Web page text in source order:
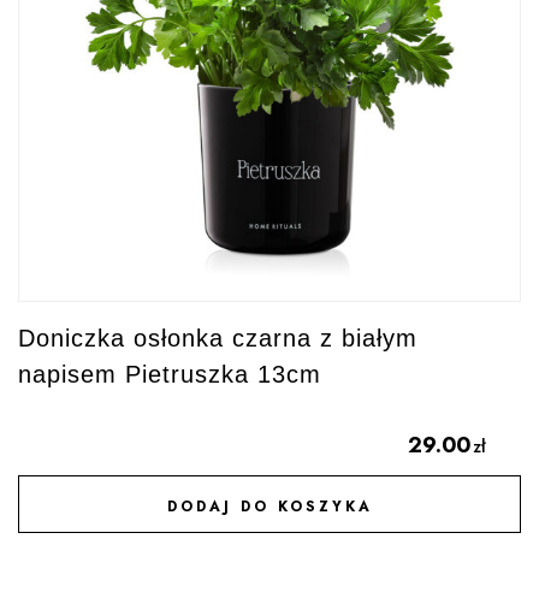
Doniczka osłonka czarna z białym
napisem Pietruszka 13cm
29.00zł
DODAJ DO KOSZYKA
DODAJ DO ULUBIONYCH